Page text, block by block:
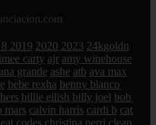
2019 2020 2023 24kgoldn
carty ajr amy winehouse
grande ashe atb ava max
bebe rexha benny blanco
billie eilish billy joel bob
mars calvin harris cardi b cat
codes christina perri clean